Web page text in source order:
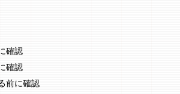
確認
確認
前に確認